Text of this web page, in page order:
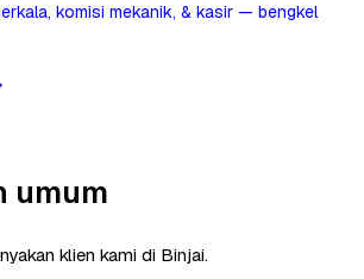
komisi mekanik, & kasir — bengkel
umum
klien kami di Binjai.